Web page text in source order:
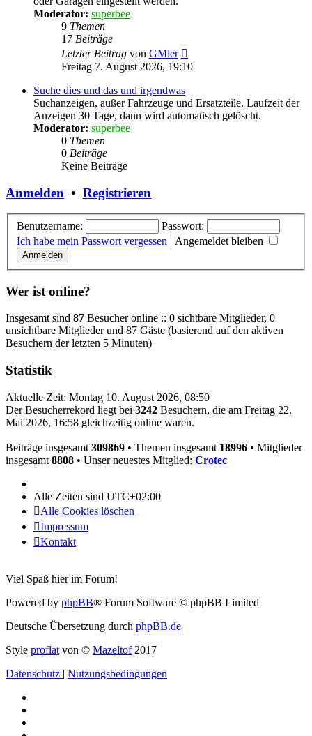
Moderator: superbee
9 Themen
17 Beiträge
Letzter Beitrag von GMler
Beitrag
Freitag 7. August 2026, 19:10
Suche dies und das und irgendwas
Suchanzeigen, außer Fahrzeuge und Ersatzteile. Laufzeit der
Anzeigen 30 Tage, dann wird automatisch gelöscht.
Moderator: superbee
0 Themen
0 Beiträge
Keine Beiträge
Anmelden • Registrieren
Benutzername:
Passwort:
Ich habe mein Passwort vergessen | Angemeldet bleiben
Wer ist online?
Insgesamt sind 87 Besucher online :: 0 sichtbare Mitglieder, 0
unsichtbare Mitglieder und 87 Gäste (basierend auf den aktiven
Besuchern der letzten 5 Minuten)
Statistik
Aktuelle Zeit: Montag 10. August 2026, 08:50
Der Besucherrekord liegt bei 3242 Besuchern, die am Freitag 22.
Mai 2026, 16:58 gleichzeitig online waren.
Beiträge insgesamt 309869 • Themen insgesamt 18996 • Mitglieder
insgesamt 8808 • Unser neuestes Mitglied: Crotec
Alle Zeiten sind UTC+02:00
Alle Cookies löschen
Impressum
Kontakt
Viel Spaß hier im Forum!
Powered by phpBB® Forum Software © phpBB Limited
Deutsche Übersetzung durch phpBB.de
Style proflat von © Mazeltof2017
Datenschutz | Nutzungsbedingungen